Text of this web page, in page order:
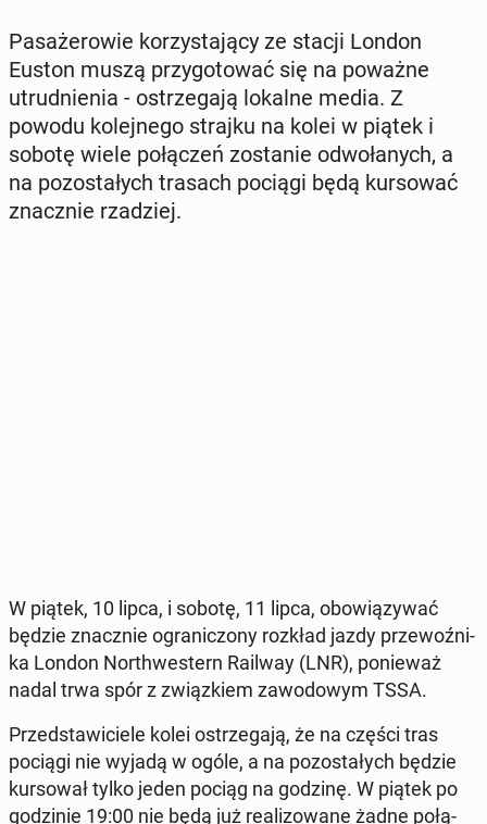
Pa­sa­że­ro­wie ko­rzy­sta­ją­cy ze stacji London
Euston muszą przy­go­to­wać się na poważne
utrud­nie­nia - ostrze­ga­ją lokalne media. Z
powodu ko­lej­ne­go strajku na kolei w piątek i
sobotę wiele po­łą­czeń zo­sta­nie od­wo­ła­nych, a
na po­zo­sta­łych trasach pociągi będą kur­so­wać
znacz­nie rza­dziej.
W piątek, 10 lipca, i sobotę, 11 lipca, obo­wią­zy­wać
będzie znacz­nie ogra­ni­czo­ny rozkład jazdy prze­woź­ni­
ka London Nor­th­we­stern Railway (LNR), po­nie­waż
nadal trwa spór z związ­kiem za­wo­do­wym TSSA.
Przed­sta­wi­cie­le kolei ostrze­ga­ją, że na części tras
pociągi nie wyjadą w ogóle, a na po­zo­sta­łych będzie
kur­so­wał tylko jeden pociąg na godzinę. W piątek po
go­dzi­nie 19:00 nie będą już re­ali­zo­wa­ne żadne po­łą­